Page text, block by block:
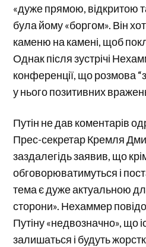
«дуже прямою, відкритою
була йому «боргом». Він
каменю на камені, щоб
Однак після зустрічі
конференції, що розмова
у нього позитивних
Путін не дав коментарів
Прес-секретар Кремля
заздалегідь заявив, що
обговорюватимуться і
тема є дуже актуальною
сторони». Нехаммер
Путіну «недвозначно», що
залишаться і будуть